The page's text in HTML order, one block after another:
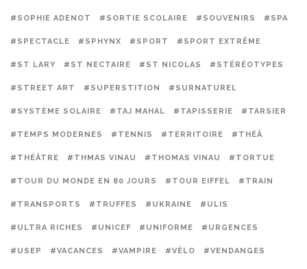
#SOPHIE ADENOT #SORTIE SCOLAIRE #SOUVENIRS #SPA
#SPECTACLE #SPHYNX #SPORT #SPORT EXTRÊME
#ST LARY #ST NECTAIRE #ST NICOLAS #STÉRÉOTYPES
#STREET ART #SUPERSTITION #SURNATUREL
#SYSTÈME SOLAIRE #TAJ MAHAL #TAPISSERIE #TARSIER
#TEMPS MODERNES #TENNIS #TERRITOIRE #THÉÂ
#THÉÂTRE #THMAS VINAU #THOMAS VINAU #TORTUE
#TOUR DU MONDE EN 80 JOURS #TOUR EIFFEL #TRAIN
#TRANSPORTS #TRUFFES #UKRAINE #ULIS
#ULTRA RICHES #UNICEF #UNIFORME #URGENCES
#USEP #VACANCES #VAMPIRE #VÉLO #VENDANGES